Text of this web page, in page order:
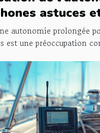
astuces
méconnues
autonomie prolongée
est une préoccupation